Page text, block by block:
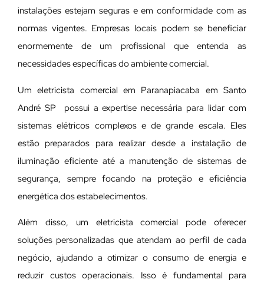
instalações estejam seguras e em conformidade com as
normas vigentes. Empresas locais podem se beneficiar
enormemente de um profissional que entenda as
necessidades específicas do ambiente comercial.
Um eletricista comercial em Paranapiacaba em Santo
André SP possui a expertise necessária para lidar com
sistemas elétricos complexos e de grande escala. Eles
estão preparados para realizar desde a instalação de
iluminação eficiente até a manutenção de sistemas de
segurança, sempre focando na proteção e eficiência
energética dos estabelecimentos.
Além disso, um eletricista comercial pode oferecer
soluções personalizadas que atendam ao perfil de cada
negócio, ajudando a otimizar o consumo de energia e
reduzir custos operacionais. Isso é fundamental para